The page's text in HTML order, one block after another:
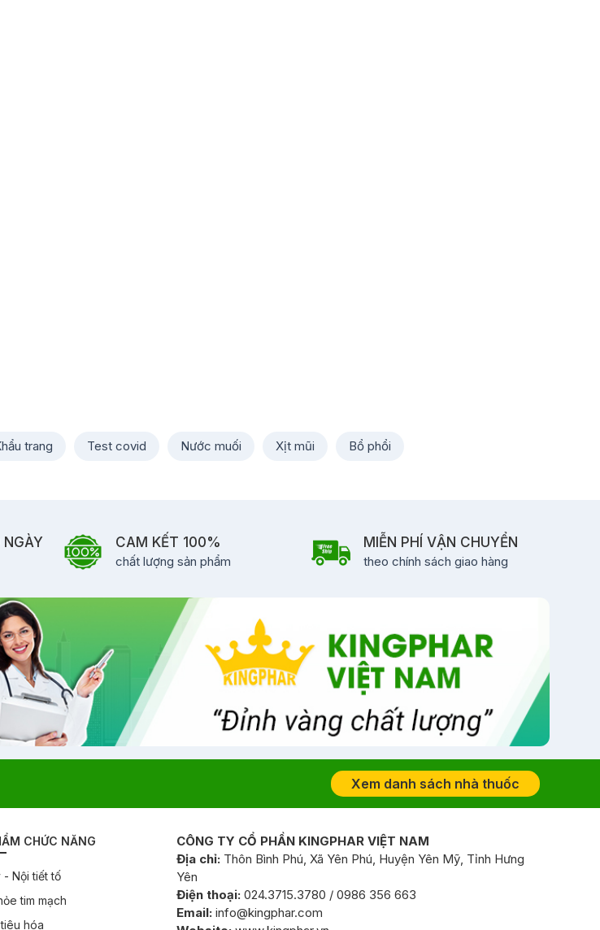
trang Test covid Nước muối Xịt mũi Bổ phổi
CAM KẾT 100%
chất lượng sản phẩm
MIỄN PHÍ VẬN CHUYỂN
theo chính sách giao hàng
Xem danh sách nhà thuốc
CHỨC NĂNG
- Nội tiết tố
tim mạch
hóa
CÔNG TY CỔ PHẦN KINGPHAR VIỆT NAM
Địa chỉ: Thôn Bình Phú, Xã Yên Phú, Huyện Yên Mỹ, Tỉnh Hưng
Yên
Điện thoại:024.3715.3780 / 0986 356 663
Email: info@kingphar.com